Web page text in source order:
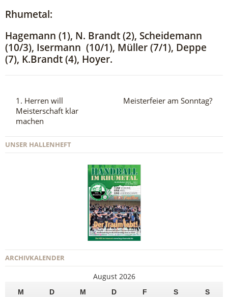
Rhumetal:
Hagemann (1), N. Brandt (2), Scheidemann
(10/3), Isermann (10/1), Müller (7/1), Deppe
(7), K.Brandt (4), Hoyer.
1. Herren will
Meisterschaft klar
machen
Meisterfeier am Sonntag?
UNSER HALLENHEFT
ARCHIVKALENDER
August 2026
M D M D F S
S